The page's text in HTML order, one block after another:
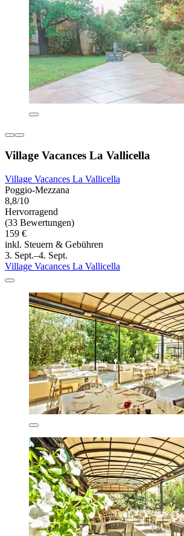
Village Vacances La Vallicella
Village Vacances La Vallicella
Poggio-Mezzana
8,8/10
Hervorragend
(33 Bewertungen)
159 €
inkl. Steuern & Gebühren
3. Sept.–4. Sept.
Village Vacances La Vallicella